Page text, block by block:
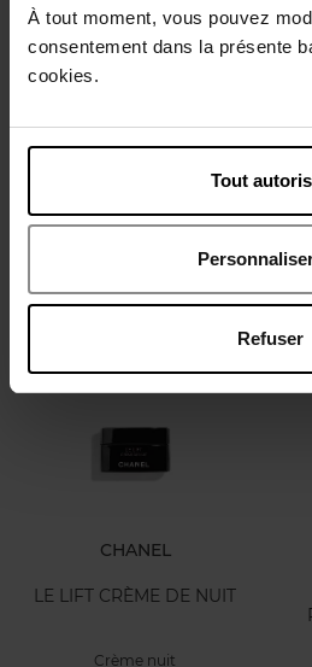
À tout moment, vous pouvez
consentement dans la présente
cookies.
Tout
Refuser
ANNAYAKE
Masque-baume de nuit
87,50 € Ajouter
CHANEL
LE LIFT CRÈME DE NUIT
Crème nuit